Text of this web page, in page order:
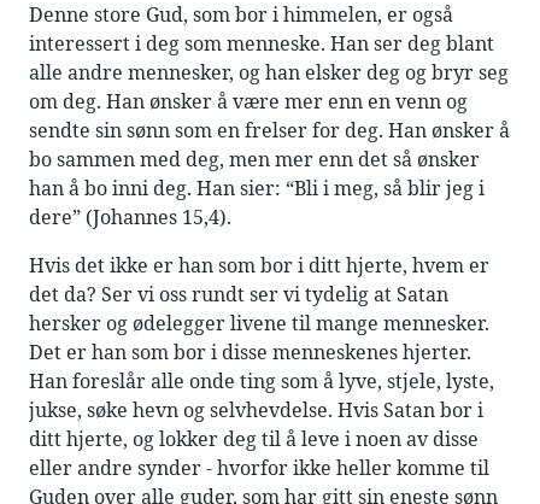
Denne store Gud, som bor i himmelen, er også
interessert i deg som menneske. Han ser deg blant
alle andre mennesker, og han elsker deg og bryr seg
om deg. Han ønsker å være mer enn en venn og
sendte sin sønn som en frelser for deg. Han ønsker å
bo sammen med deg, men mer enn det så ønsker
han å bo inni deg. Han sier: “Bli i meg, så blir jeg i
dere” (Johannes 15,4).
Hvis det ikke er han som bor i ditt hjerte, hvem er
det da? Ser vi oss rundt ser vi tydelig at Satan
hersker og ødelegger livene til mange mennesker.
Det er han som bor i disse menneskenes hjerter.
Han foreslår alle onde ting som å lyve, stjele, lyste,
jukse, søke hevn og selvhevdelse. Hvis Satan bor i
ditt hjerte, og lokker deg til å leve i noen av disse
eller andre synder - hvorfor ikke heller komme til
Guden over alle guder, som har gitt sin eneste sønn